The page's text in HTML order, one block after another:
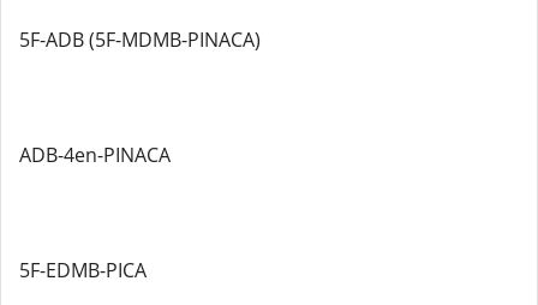
5F-ADB (5F-MDMB-PINACA)
ADB-4en-PINACA
5F-EDMB-PICA